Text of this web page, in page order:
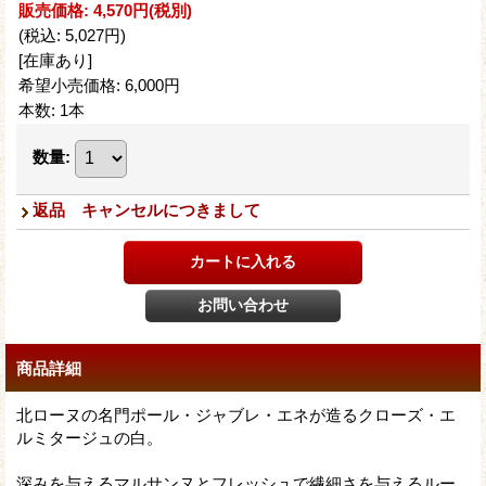
販売価格: 4,570円(税別)
(税込: 5,027円)
[在庫あり]
希望小売価格: 6,000円
本数: 1本
数量:
返品 キャンセルにつきまして
商品詳細
北ローヌの名門ポール・ジャブレ・エネが造るクローズ・エ
ルミタージュの白。